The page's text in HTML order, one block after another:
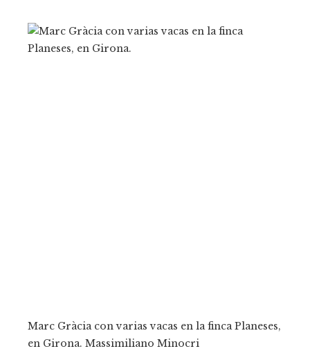
Marc Gràcia con varias vacas en la finca Planeses,
en Girona. Massimiliano Minocri